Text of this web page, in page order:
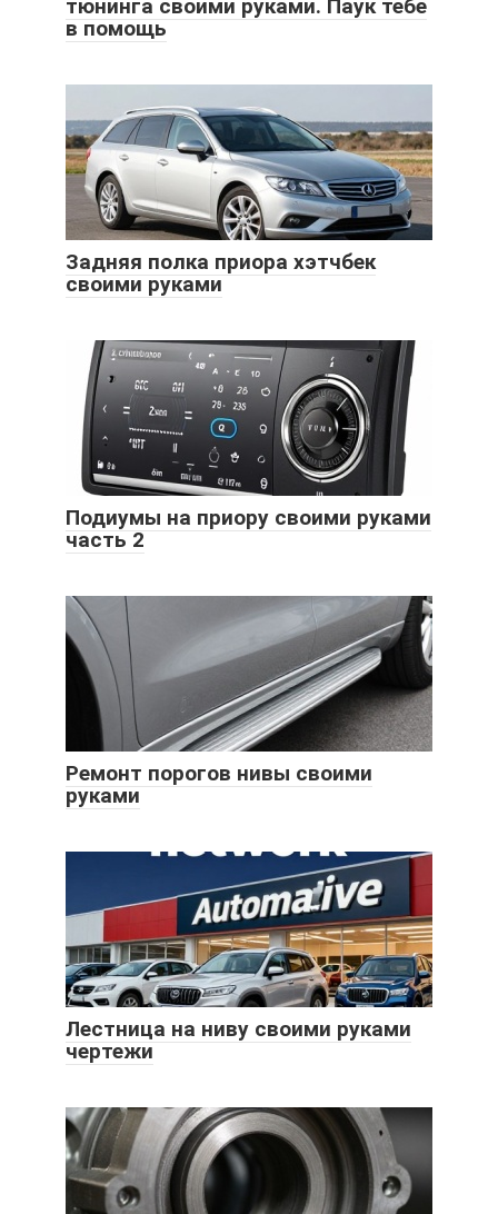
тюнинга своими руками. Паук тебе
в помощь
Задняя полка приора хэтчбек
своими руками
Подиумы на приору своими руками
часть 2
Ремонт порогов нивы своими
руками
Лестница на ниву своими руками
чертежи